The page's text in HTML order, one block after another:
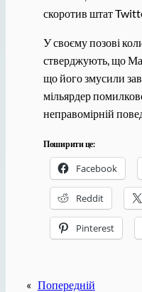
скоротив штат
У своєму позові
стверджують, що
що його змусили
мільярдер
неправомірній
Поширити це:
Facebook
Reddit
Pinterest
« Попередній